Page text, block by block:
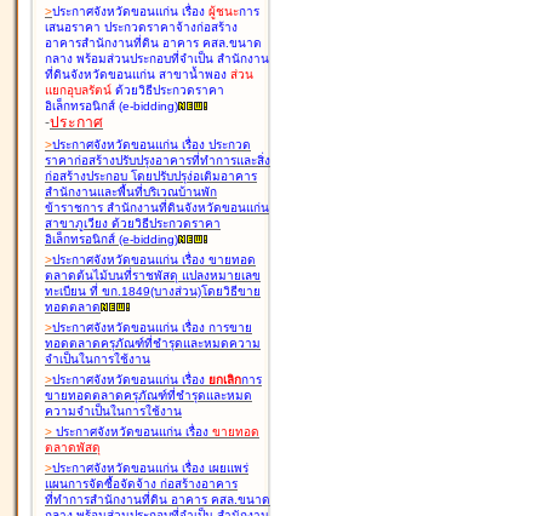
>ประกาศจังหวัดขอนแก่น เรื่อง ผู้ชนะการ
เสนอราคา ประกวดราคาจ้างก่อสร้าง
อาคารสำนักงานที่ดิน อาคาร คสล.ขนาด
กลาง พร้อมส่วนประกอบที่จำเป็น สำนักงาน
ที่ดินจังหวัดขอนแก่น สาขาน้ำพอง ส่วน
แยกอุบลรัตน์ ด้วยวิธีประกวดราคา
อิเล็กทรอนิกส์ (e-bidding)
-ประกาศ
>ประกาศจังหวัดขอนแก่น เรื่อง ประกวด
ราคาก่อสร้างปรับปรุงอาคารที่ทำการและสิ่ง
ก่อสร้างประกอบ โดยปรับปรุง่อเติมอาคาร
สำนักงานและพื้นที่บริเวณบ้านพัก
ข้าราชการ สำนักงานที่ดินจังหวัดขอนแก่น
สาขาภูเวียง ด้วยวิธีประกวดราคา
อิเล็กทรอนิกส์ (e-bidding)
>ประกาศจังหวัดขอนแก่น เรื่อง ขายทอด
ตลาดต้นไม้บนที่ราชพัสดุ แปลงหมายเลข
ทะเบียน ที่ ขก.1849(บางส่วน)โดยวิธีขาย
ทอดตลาด
>ประกาศจังหวัดขอนแก่น เรื่อง การขาย
ทอดตลาดครุภัณฑ์ที่ชำรุดและหมดความ
จำเป็นในการใช้งาน
>ประกาศจังหวัดขอนแก่น เรื่อง ยกเลิกการ
ขายทอดตลาดครุภัณฑ์ที่ชำรุดและหมด
ความจำเป็นในการใช้งาน
> ประกาศจังหวัดขอนแก่น เรื่อง ขายทอด
ตลาดพัสดุ
>ประกาศจังหวัดขอนแก่น เรื่อง เผยแพร่
แผนการจัดซื้อจัดจ้าง ก่อสร้างอาคาร
ที่ทำการสำนักงานที่ดิน อาคาร คสล.ขนาด